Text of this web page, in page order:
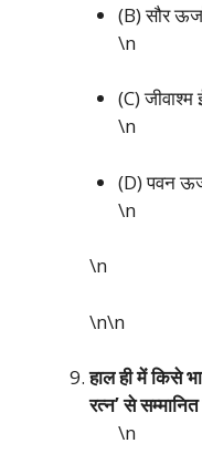
(B) सौर
\n
(C)
\n
(D) पवन
\n
\n
\n\n
हाल ही में किसे
रत्न’ से
\n